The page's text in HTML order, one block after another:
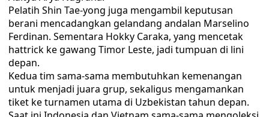
Pelatih Shin Tae-yong juga mengambil keputusan
berani mencadangkan gelandang andalan Marselino
Ferdinan. Sementara Hokky Caraka, yang mencetak
hattrick ke gawang Timor Leste, jadi tumpuan di lini
depan.
Kedua tim sama-sama membutuhkan kemenangan
untuk menjadi juara grup, sekaligus mengamankan
tiket ke turnamen utama di Uzbekistan tahun depan.